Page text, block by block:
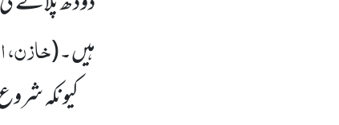
ہیں۔(خازن،
کیونکہ